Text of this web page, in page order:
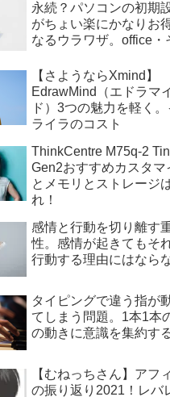
永続？パソコンの初期
がちょい楽にかなりお
なるウラワザ。office・
【さようならXmind】
EdrawMind（エドラマ
ド）3つの魅力を軽く。
ライラのコスト
ThinkCentre M75q-2
Gen2おすすめカスタマ
とメモリとストレージ
れ！
感情と行動を切り離す
性。感情が起きてもそ
行動する理由にはなら
タイピングで違う指が
てしまう問題。1本1本
の動きに意識を集約す
【むねっちさん】アフ
の振り返り2021！レバ